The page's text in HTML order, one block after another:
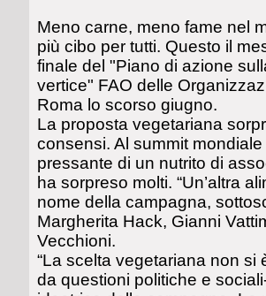
Meno carne, meno fame nel
più cibo per tutti. Questo il
finale del "Piano di azione
vertice" FAO delle
Roma lo scorso giugno.
La proposta vegetariana
consensi. Al summit
pressante di un nutrito di
ha sorpreso molti. “Un’altra
nome della campagna,
Margherita Hack, Gianni
Vecchioni.
“La scelta vegetariana non si
da questioni politiche e